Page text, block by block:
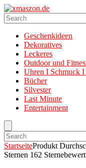
Geschenkideen
Dekoratives
Leckeres
Outdoor und
Uhren I Schmuck I
Bücher
Silvester
Last Minute
Entertainment
StartseiteProdukt
Sternen 162